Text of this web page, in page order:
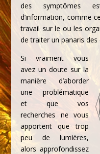
des symptômes
d’information, comme
travail sur le ou les
de traiter un panaris des
Si vraiment vous
avez un doute sur la
manière d’aborder
une problématique
et que vos
recherches ne vous
apportent que trop
peu de lumières,
alors approfondissez